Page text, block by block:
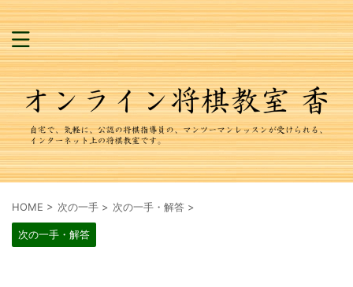
HOME > 次の一手 > 次の一手・解答 >
次の一手・解答